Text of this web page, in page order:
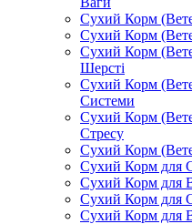
Сухий Корм
Сухий Корм
Сухий Корм
Шерсті
Сухий Корм
Системи
Сухий Корм
Стресу
Сухий Корм
Сухий Корм для
Сухий Корм для
Сухий Корм для
Сухий Корм для